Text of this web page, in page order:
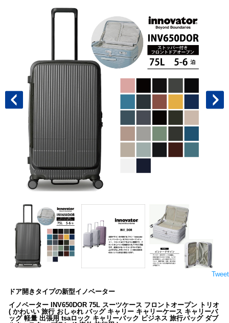
Tweet
ドア開きタイプの新型イノベーター
イノベーター INV650DOR 75L スーツケース フロントオープン トリオ
( かわいい 旅行 おしゃれ バッグ キャリー キャリーケース キャリーバ
ッグ 軽量 出張用 tsaロック キャリーバック ビジネス 旅行バッグ ダブ